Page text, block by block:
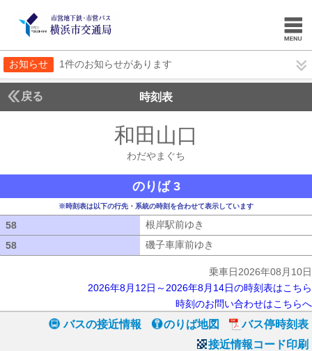
お知らせ 1件のお知らせがあります
戻る 時刻表
和田山口
わだやまぐち
のりば 3
※時刻表は以下の行先・系統の時刻を合わせて表示しています
58 根岸駅前ゆき
58
磯子車庫前ゆき
乗車日2026年08月10日
2026年8月12日～2026年8月14日の時刻表はこちら
時刻のお問い合わせはこちらへ
バスの接近情報 のりば地図
バス停時刻表
接近情報コード印刷